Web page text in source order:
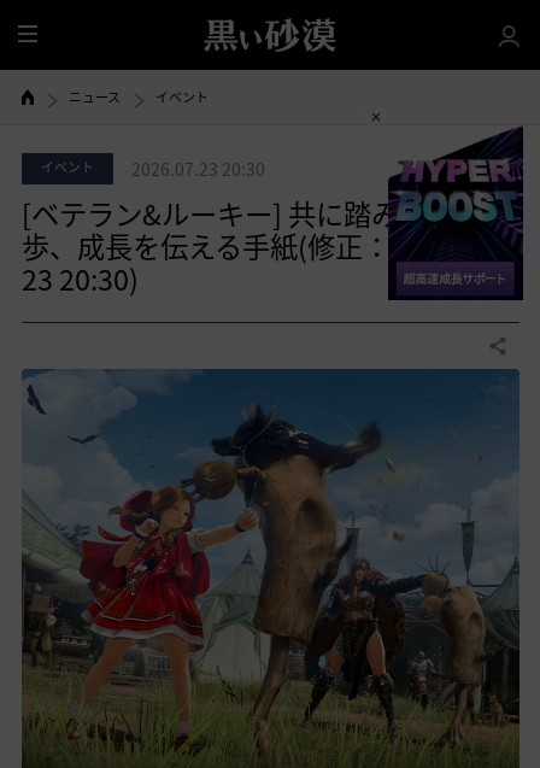
全
体
ニュース イベント
イベント 2026.07.23 20:30
[ベテラン&ルーキー] 共に踏み出す一
歩、成長を伝える手紙(修正：2026-07-
23 20:30)
共有する